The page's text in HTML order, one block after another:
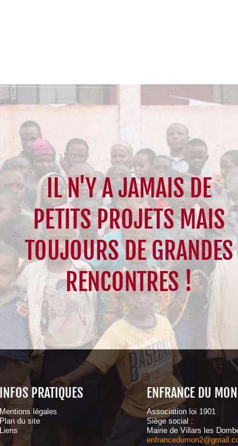
IL N'Y A JAMAIS DE
PETITS PROJETS MAIS
TOUJOURS DE GRANDES
RENCONTRES !
INFOS PRATIQUES
Mentions légales
Plan du site
Liens
ENFRANCE DU
Association loi 1901
Siège social :
Mairie de Villars les